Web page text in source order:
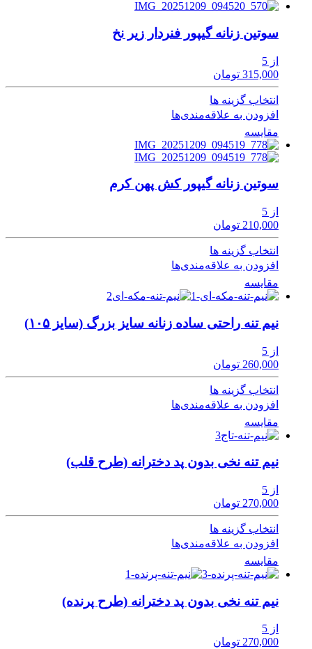
سوتین زنانه گیپور فنردار زیر نخ
از 5
315,000 تومان
انتخاب گزینه ها
افزودن به علاقه‌مندی‌ها
مقایسه
سوتین زنانه گیپور کش پهن کرم
از 5
210,000 تومان
انتخاب گزینه ها
افزودن به علاقه‌مندی‌ها
مقایسه
نیم تنه راحتی ساده زنانه سایز بزرگ (سایز ۱۰۵)
از 5
260,000 تومان
انتخاب گزینه ها
افزودن به علاقه‌مندی‌ها
مقایسه
نیم تنه نخی بدون پد دخترانه (طرح قلب)
از 5
270,000 تومان
انتخاب گزینه ها
افزودن به علاقه‌مندی‌ها
مقایسه
نیم تنه نخی بدون پد دخترانه (طرح پرنده)
از 5
270,000 تومان